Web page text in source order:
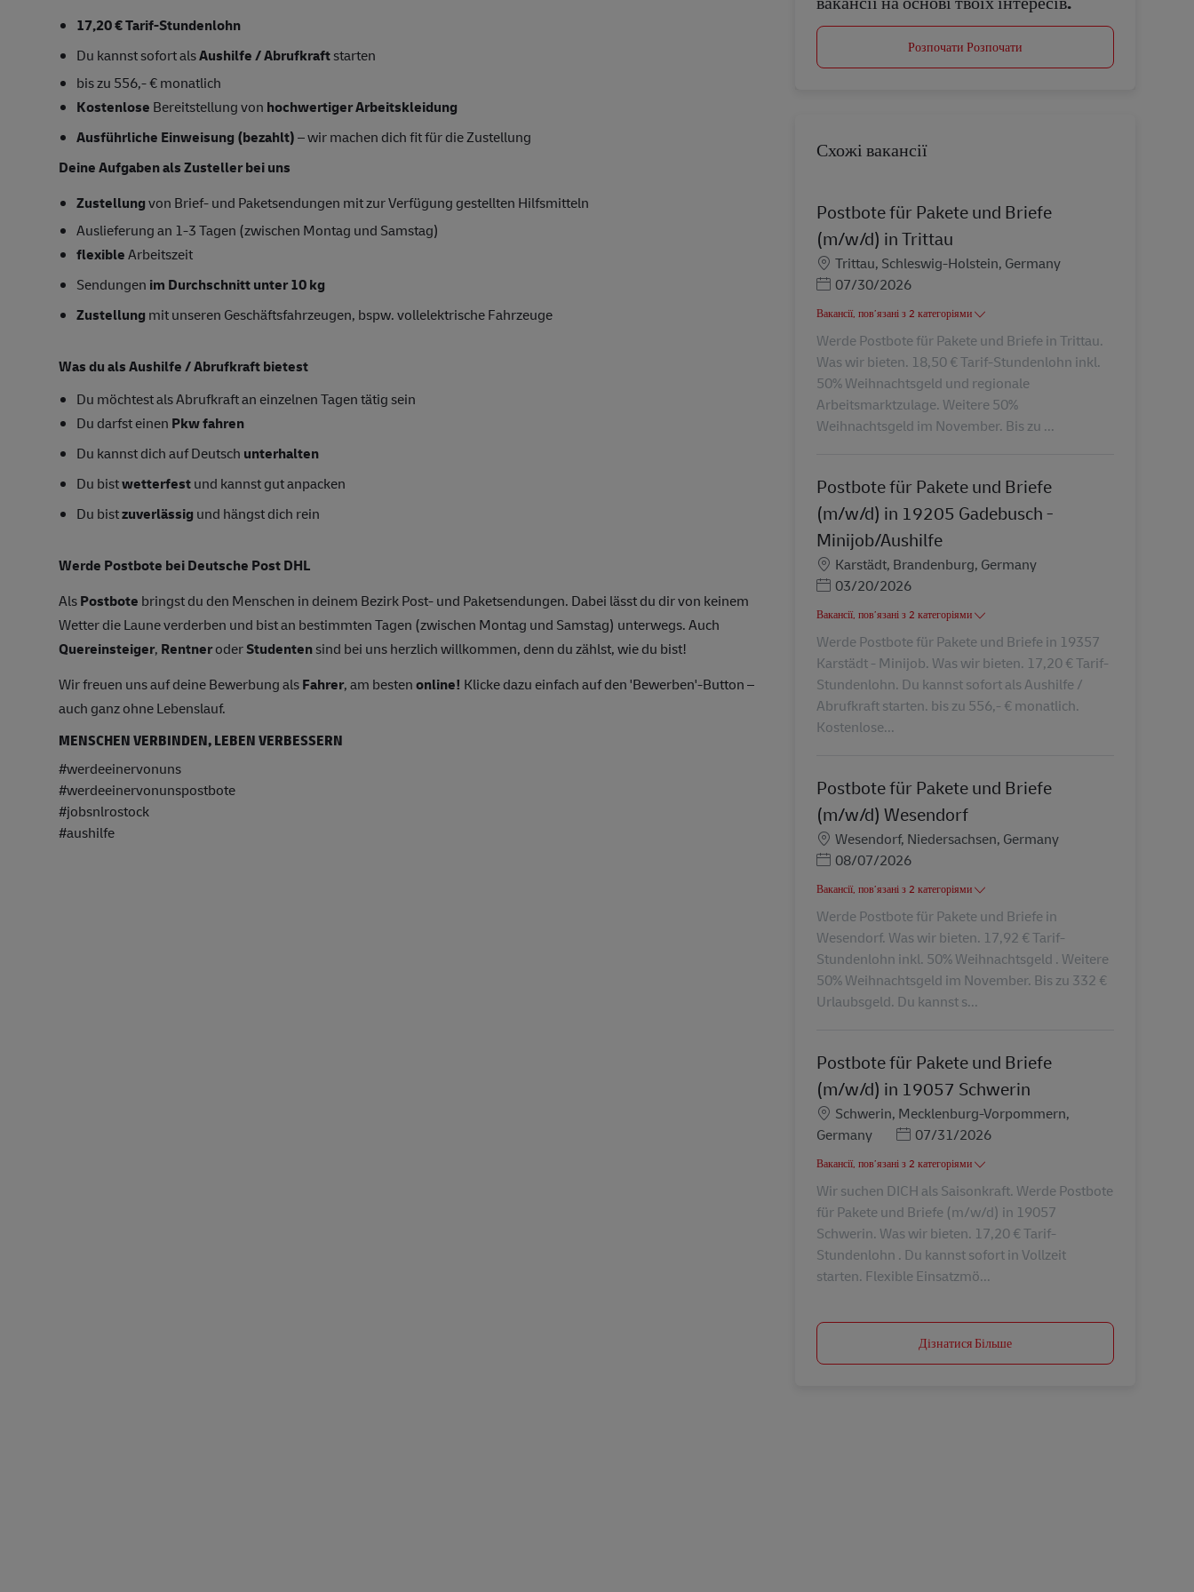
17,20 € Tarif-Stundenlohn
Du kannst sofort alsAushilfe / Abrufkraftstarten
bis zu 556,- € monatlich
Kostenlose Bereitstellung von hochwertiger Arbeitskleidung
Ausführliche Einweisung (bezahlt)– wir machen dich fit für die Zustellung
Deine Aufgaben als Zusteller bei uns
Zustellungvon Brief- und Paketsendungen mit zur Verfügung gestellten Hilfsmitteln
Auslieferung an 1-3 Tagen (zwischen Montag und Samstag)
flexibleArbeitszeit
Sendungen im Durchschnitt unter 10 kg
Zustellung mit unseren Geschäftsfahrzeugen, bspw. vollelektrische Fahrzeuge
Was du als Aushilfe / Abrufkraft bietest
Du möchtest als Abrufkraft an einzelnen Tagen tätig sein
Du darfst einen Pkw fahren
Du kannst dich auf Deutsch unterhalten
Du bistwetterfestund kannst gut anpacken
Du bistzuverlässig und hängst dich rein
Werde Postbote bei Deutsche Post DHL
AlsPostbote bringst du den Menschen in deinem Bezirk Post- und Paketsendungen. Dabei lässt du dir von keinem
Wetter die Laune verderben und bist an bestimmten Tagen (zwischen Montag und Samstag) unterwegs. Auch
Quereinsteiger, RentneroderStudentensind bei uns herzlich willkommen, denn du zählst, wie du bist!
Wir freuen uns auf deine Bewerbung alsFahrer, am bestenonline! Klicke dazu einfach auf den 'Bewerben'-Button –
auch ganz ohne Lebenslauf.
MENSCHEN VERBINDEN, LEBEN VERBESSERN
#werdeeinervonuns
#werdeeinervonunspostbote
#jobsnlrostock
#aushilfe
Розпочати Розпочати
Схожі вакансії
Postbote für Pakete und Briefe
(m/w/d) in Trittau
Місцезнаходження
Trittau, Schleswig-Holstein, Germany
Posted Date
07/30/2026
Вакансії, пов’язані з 2 категоріями
Werde Postbote für Pakete und Briefe in Trittau.
Was wir bieten. 18,50 € Tarif-Stundenlohn inkl.
50% Weihnachtsgeld und regionale
Arbeitsmarktzulage. Weitere 50%
Weihnachtsgeld im November. Bis zu ...
Postbote für Pakete und Briefe
(m/w/d) in 19205 Gadebusch -
Minijob/Aushilfe
Місцезнаходження
Karstädt, Brandenburg, Germany
Posted Date
03/20/2026
Вакансії, пов’язані з 2 категоріями
Werde Postbote für Pakete und Briefe in 19357
Karstädt - Minijob. Was wir bieten. 17,20 € Tarif-
Stundenlohn. Du kannst sofort als Aushilfe /
Abrufkraft starten. bis zu 556,- € monatlich.
Kostenlose...
Postbote für Pakete und Briefe
(m/w/d) Wesendorf
Місцезнаходження
Wesendorf, Niedersachsen, Germany
Posted Date
08/07/2026
Вакансії, пов’язані з 2 категоріями
Werde Postbote für Pakete und Briefe in
Wesendorf. Was wir bieten. 17,92 € Tarif-
Stundenlohn inkl. 50% Weihnachtsgeld . Weitere
50% Weihnachtsgeld im November. Bis zu 332 €
Urlaubsgeld. Du kannst s...
Postbote für Pakete und Briefe
(m/w/d) in 19057 Schwerin
Місцезнаходження
Schwerin, Mecklenburg-Vorpommern,
Germany
Posted Date
07/31/2026
Вакансії, пов’язані з 2 категоріями
Wir suchen DICH als Saisonkraft. Werde Postbote
für Pakete und Briefe (m/w/d) in 19057
Schwerin. Was wir bieten. 17,20 € Tarif-
Stundenlohn . Du kannst sofort in Vollzeit
starten. Flexible Einsatzmö...
Дізнатися Більше